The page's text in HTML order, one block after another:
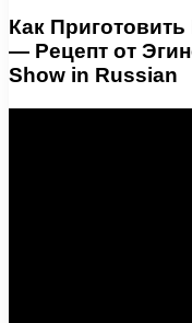
Как
— Рецепт от
Show in Russian